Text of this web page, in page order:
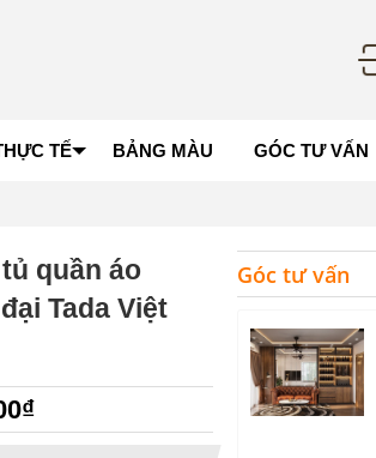
TẾ BẢNG MÀU GÓC TƯ VẤN
quần áo
Tada Việt
Góc tư vấn